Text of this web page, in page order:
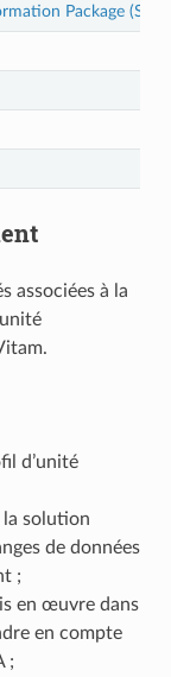
Package (SIP)
associées à la
d’unité
solution
de données
;
en œuvre dans
en compte
;